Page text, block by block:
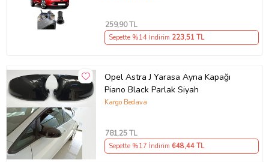
259,90 TL
Sepette %14 İndirim 223,51 TL
Opel Astra J Yarasa Ayna Kapağı
Piano Black Parlak Siyah
Kargo Bedava
781,25 TL
Sepette %17 İndirim 648,44 TL